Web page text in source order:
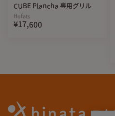
広めのマチ・3つに仕切るスト
CUBE Plancha 専用グリル
Hofats
¥17,600